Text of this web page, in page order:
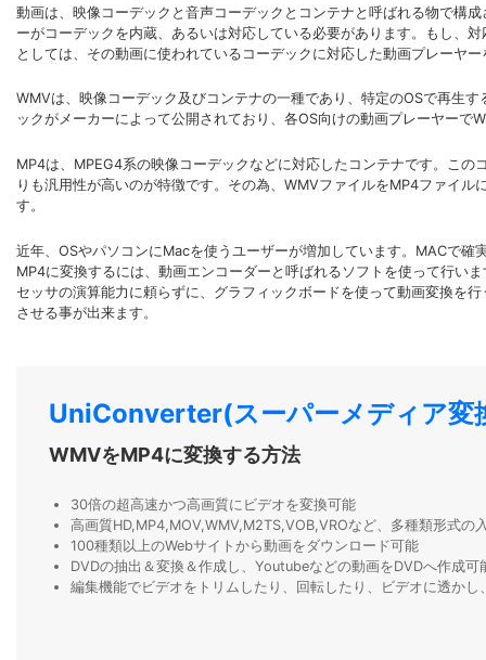
動画は、映像コーデックと音声コーデックとコンテナと呼ばれる物で構
ーがコーデックを内蔵、あるいは対応している必要があります。もし、
としては、その動画に使われているコーデックに対応した動画プレーヤ
WMVは、映像コーデック及びコンテナの一種であり、特定のOSで再生
ックがメーカーによって公開されており、各OS向けの動画プレーヤーで
MP4は、MPEG4系の映像コーデックなどに対応したコンテナです。こ
りも汎用性が高いのが特徴です。その為、WMVファイルをMP4ファイ
す。
近年、OSやパソコンにMacを使うユーザーが増加しています。MACで
MP4に変換するには、動画エンコーダーと呼ばれるソフトを使って行いま
セッサの演算能力に頼らずに、グラフィックボードを使って動画変換を
させる事が出来ます。
UniConverter(スーパーメディア変
WMVをMP4に変換する方法
30倍の超高速かつ高画質にビデオを変換可能
高画質HD,MP4,MOV,WMV,M2TS,VOB,VROなど、多種類形式の
100種類以上のWebサイトから動画をダウンロード可能
DVDの抽出＆変換＆作成し、Youtubeなどの動画をDVDへ作成可
編集機能でビデオをトリムしたり、回転したり、ビデオに透か